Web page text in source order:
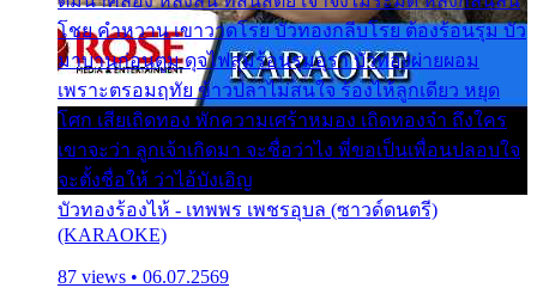
โชย คำหวาน เขาวาดโรย บัวทองกลีบโรย ต้องร้อนรุม บัว
มาบานก่อนตูม ดุจไฟสุมร้อนรุมอุรา บัวทองผ่ายผอม
เพราะตรอมฤทัย ข้าวปลาไม่สนใจ ร้องไห้ลูกเดียว หยุด
โศก เสียเถิดทอง พักความเศร้าหมอง เถิดทองจ๋า ถึงใคร
เขาจะว่า ลูกเจ้าเกิดมา จะชื่อว่าไง พี่ขอเป็นเพื่อนปลอบใจ
จะตั้งชื่อให้ ว่าไอ้บังเอิญ
บัวทองร้องไห้ - เทพพร เพชรอุบล (ซาวด์ดนตรี)
(KARAOKE)
87 views • 06.07.2569